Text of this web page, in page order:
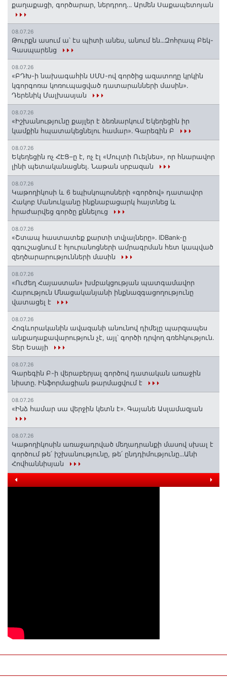
քաղաքացի, գործարար, ներդրող.․․ Արմեն Սաքապետոյան
08.07.26
Թուրքն ասում ա՝ էս պիտի անես, անում են․․․Զոհրապ Բեկ-
Գասպարենց
08.07.26
«ԲԴԽ-ի նախագահին ՍՄՍ-ով գործից ազատողը կրկին
կգորգոռա կոռուպացված դատարանների մասին».
Դերենիկ Մալխասյան
08.07.26
«Իշխանությունը քայլեր է ձեռնարկում Եկեղեցին իր
կամքին հպատակեցնելու համար»․ Գարեգին Բ
08.07.26
Եկեղեցին ոչ ՀԷՑ–ը է, ոչ էլ «Մուլտի Ուելնես», որ հնարավոր
լինի պետականացնել. Նաթան սրբազան
08.07.26
️Կաթողիկոսի և 6 եպիսկոպոսների «գործով» դատավոր
Հակոբ Մանուկյանը ինքնաբացարկ հայտնեց և
հրաժարվեց գործը քննելուց
08.07.26
«Շտապ հաստատեք քարտի տվյալները»․ IDBank-ը
զգուշացնում է հյուրանոցների ամրագրման հետ կապված
զեղծարարությունների մասին
08.07.26
«Ուժեղ Հայաստան» խմբակցության պատգամավոր
Հարություն Մնացականյանի ինքնազգացողությունը
վատացել է
08.07.26
Հոգևորականին ավազանի անունով դիմելը պարզապես
անքաղաքավարություն չէ, այլ՝ գործի դրվող գռեհկություն.
Տեր Եսայի
08.07.26
Գարեգին Բ-ի վերաբերյալ գործով դատական առաջին
նիստը․ Ինֆորմացիան թարմացվում է
08.07.26
«Ինձ համար սա վերջին կետն է»․ Գայանե Ասլամազյան
08.07.26
Կաթողիկոսին առաջադրված մեղադրանքի մասով սխալ է
գործում թե՛ իշխանությունը, թե՛ ընդդիմությունը․․․Անի
Հովհաննիսյան